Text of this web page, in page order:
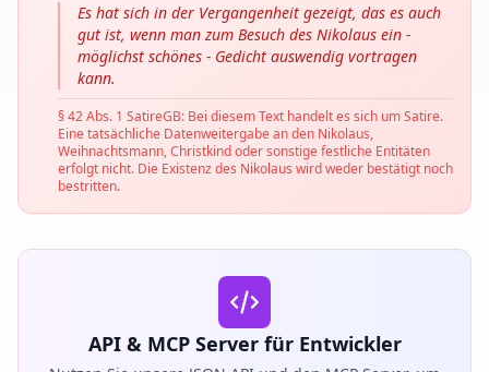
Es hat sich in der Vergangenheit gezeigt, das es auch
gut ist, wenn man zum Besuch des Nikolaus ein -
möglichst schönes - Gedicht auswendig vortragen
kann.
§ 42 Abs. 1 SatireGB: Bei diesem Text handelt es sich um Satire.
Eine tatsächliche Datenweitergabe an den Nikolaus,
Weihnachtsmann, Christkind oder sonstige festliche Entitäten
erfolgt nicht. Die Existenz des Nikolaus wird weder bestätigt noch
bestritten.
API & MCP Server für Entwickler